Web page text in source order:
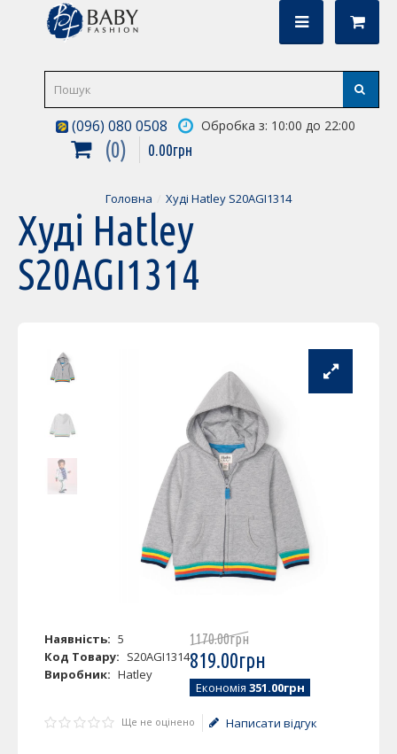
(096) 080 0508 Обробка з: 10:00 до 22:00
0 0.00грн
Головна Худі Hatley S20AGI1314
Худі Hatley
S20AGI1314
Наявність: 5
Код Товару: S20AGI1314
Виробник: Hatley
1170.00грн
819.00грн
Економія 351.00грн
Ще не оцінено Написати відгук